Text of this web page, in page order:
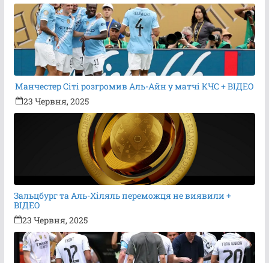
Манчестер Сіті розгромив Аль-Айн у матчі КЧС + ВІДЕО
23 Червня, 2025
Зальцбург та Аль-Хіляль переможця не виявили +
ВІДЕО
23 Червня, 2025